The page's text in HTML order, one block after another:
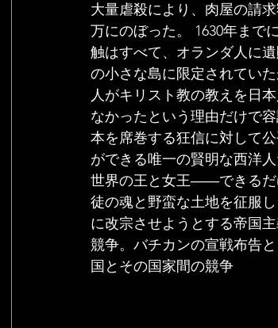
大量虐殺により、肉屋の請
万にのぼった。 1630年まで
触はすべて、オランダ人に
の小さな島に限定されてい
人がキリスト教の教えを日
なかったという理由だけで
本を席巻する狂信に対して
ができる唯一の賢明な西洋
世界の王と女王――できるだ
徒の魂と野蛮な土地を征服
に改宗させようとする帝国
競争。バチカンの宣戦布告
国とその国家間の競争